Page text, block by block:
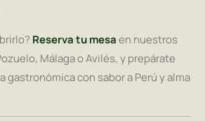
Reserva tu mesaen nuestros
Málaga o Avilés, y prepárate
gastronómica con sabor a Perú y alma